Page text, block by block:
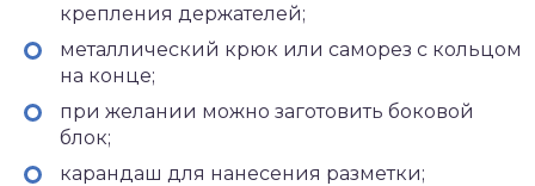
крепления держателей;
металлический крюк или саморез с кольцом
на конце;
при желании можно заготовить боковой
блок;
карандаш для нанесения разметки;